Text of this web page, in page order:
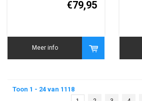
€79,95
Meer info
Toon 1 - 24 van 1118